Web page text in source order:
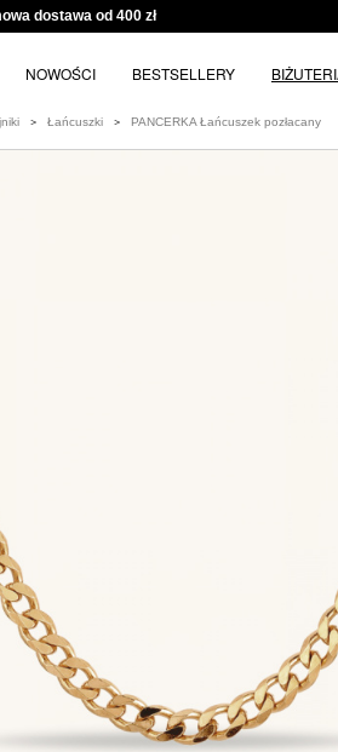
dostawa od 400 zł
NOWOŚCI BESTSELLERY
Łańcuszki PANCERKA Łańcuszek pozłacany